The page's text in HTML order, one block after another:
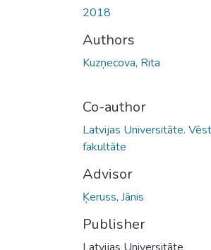
2018
Authors
Kuzņecova, Rita
Co-author
Latvijas Universitāte.
fakultāte
Advisor
Ķeruss, Jānis
Publisher